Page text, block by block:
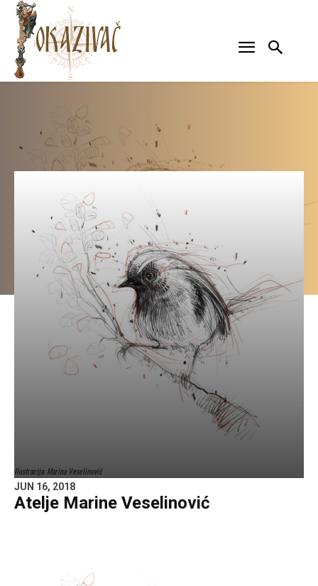
Ilustracija: Marina Veselinović
JUN 16, 2018
Atelje Marine Veselinović